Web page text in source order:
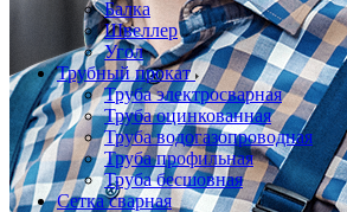
Балка
Швеллер
Угол
Трубный прокат
Труба электросварная
Труба оцинкованная
Труба водогазопроводная
Труба профильная
Труба бесшовная
Сетка сварная